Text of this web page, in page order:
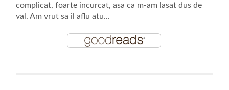
complicat, foarte incurcat, asa ca m-am lasat dus de
val. Am vrut sa il aflu atu...